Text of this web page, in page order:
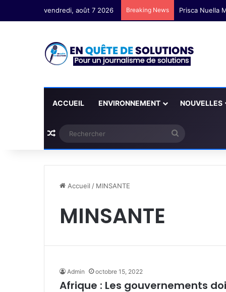
vendredi, août 7 2026 Breaking News Prisca Nuella
ACCUEIL ENVIRONNEMENT NOUVELLES
Plus d'articles
Accueil / MINSANTE
MINSANTE
Admin octobre 15, 2022
Afrique : Les gouvernements